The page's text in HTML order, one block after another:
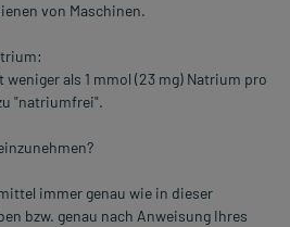
von Maschinen.
als 1 mmol (23 mg) Natrium pro
"natriumfrei".
immer genau wie in dieser
bzw. genau nach Anweisung Ihres